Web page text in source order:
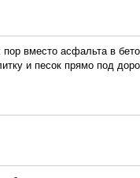
вместо асфальта в
и песок прямо под